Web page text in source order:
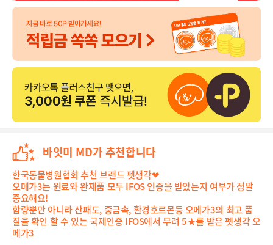
바잇미 MD가 추천합니다
한국동물병원협회 추천 브랜드 펫생각❤
오메가3는 원료와 완제품 모두 IFOS 인증을 받았는지 여부가 정말
중요해요!
함량뿐만 아니라 산패도, 중금속, 환경호르몬등 오메가3의 최고 품
질을 확인 할 수 있는 국제인증 IFOS에서 무려 5★를 받은 펫생각 오
메가3